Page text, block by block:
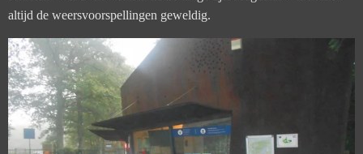
altijd de weersvoorspellingen geweldig.